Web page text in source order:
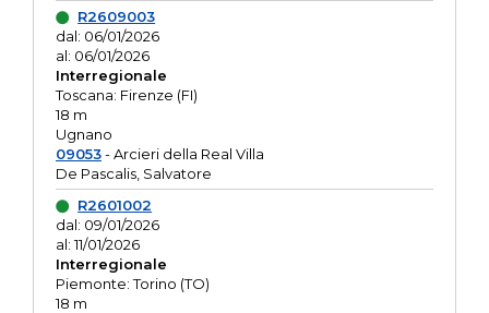
R2609003
dal: 06/01/2026
al: 06/01/2026
Interregionale
Toscana: Firenze (FI)
18 m
Ugnano
09053- Arcieri della Real Villa
De Pascalis, Salvatore
R2601002
dal: 09/01/2026
al: 11/01/2026
Interregionale
Piemonte: Torino (TO)
18 m